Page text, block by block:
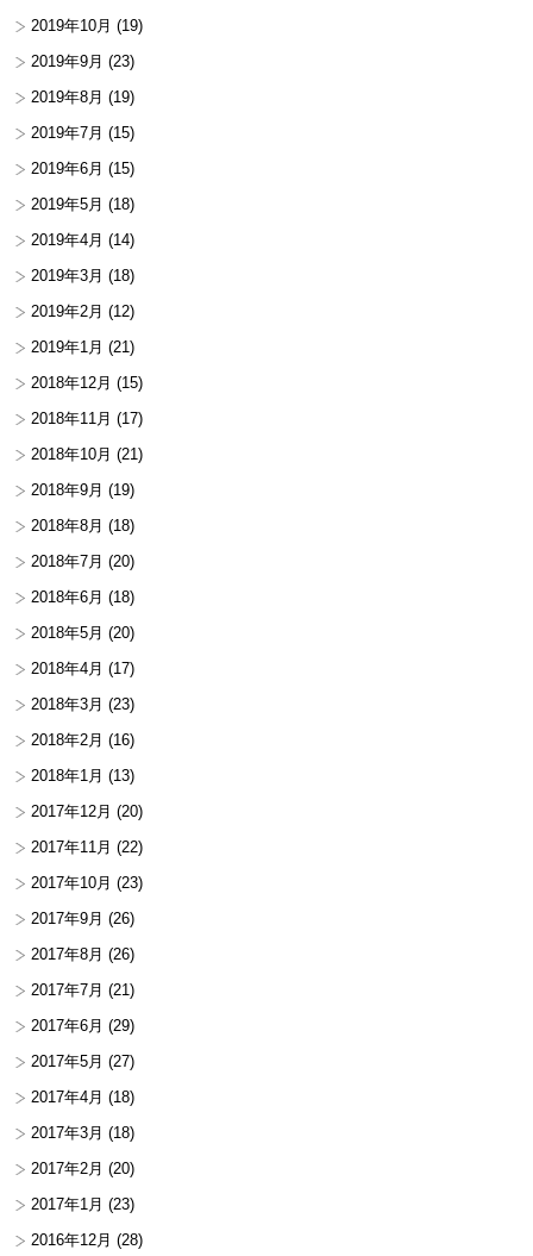
2019年10月 (19)
2019年9月 (23)
2019年8月 (19)
2019年7月 (15)
2019年6月 (15)
2019年5月 (18)
2019年4月 (14)
2019年3月 (18)
2019年2月 (12)
2019年1月 (21)
2018年12月 (15)
2018年11月 (17)
2018年10月 (21)
2018年9月 (19)
2018年8月 (18)
2018年7月 (20)
2018年6月 (18)
2018年5月 (20)
2018年4月 (17)
2018年3月 (23)
2018年2月 (16)
2018年1月 (13)
2017年12月 (20)
2017年11月 (22)
2017年10月 (23)
2017年9月 (26)
2017年8月 (26)
2017年7月 (21)
2017年6月 (29)
2017年5月 (27)
2017年4月 (18)
2017年3月 (18)
2017年2月 (20)
2017年1月 (23)
2016年12月 (28)